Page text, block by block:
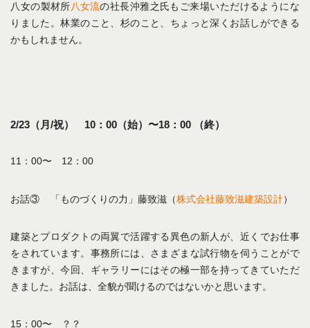
八女の製材所 八女流の社長沖雅之氏もご来場いただけるようにな
りました。林業のこと、杉のこと、ちょっと深くお話しができる
かもしれません。
2/23（月/祝） 10：00（始）〜18：00 （終）
11：00〜 12：00
お話③ 「ものづくりの力」藤致滋（株式会社藤致滋建築設計）
建築とプロダクトの両翼で活躍する異色の新人が、近くでお仕事
をされています。事務所には、さまざまな試行物を伺うことがで
きますが、今回、ギャラリーにはその極一部を持ってきていただ
きました。お話は、全貌が聞けるのではないかと思います。
15：00〜 ？？